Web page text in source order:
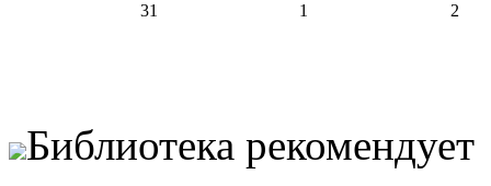
31
1 2
Библиотека рекомендует